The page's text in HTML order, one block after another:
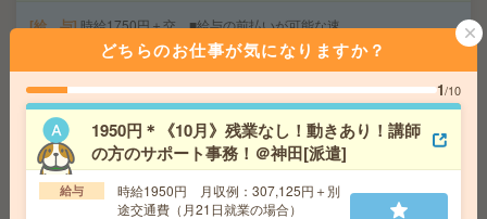
給 与 時給1750円＋交 ■給与の前払いが可能な速
払いサービスあり
交通費
勤務地 東京都武蔵野市 中央・総武線各停 三鷹駅徒
歩5分、東京メトロ有楽町線 和光市駅徒歩5分
完全在宅＊時給1900円！週4日＆10-15時半勤務！人材サ
ービス企業で営業事務[派遣]
どちらのお仕事が気になりますか？
1/10
1950円＊《10月》残業なし！動きあり！講師
の方のサポート事務！＠神田[派遣]
給与
時給1950円 月収例：307,125円＋別
途交通費（月21日就業の場合）